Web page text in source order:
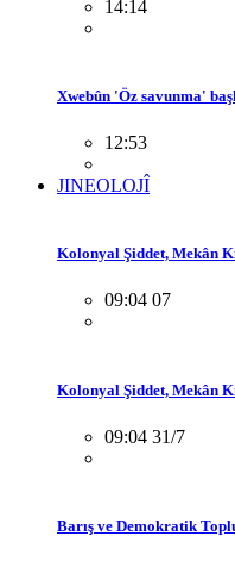
14:14
Xwebûn 'Öz savunma'
12:53
JINEOLOJÎ
Kolonyal Şiddet, Mekân
09:04 07
Kolonyal Şiddet, Mekân
09:04 31/7
Barış ve Demokratik